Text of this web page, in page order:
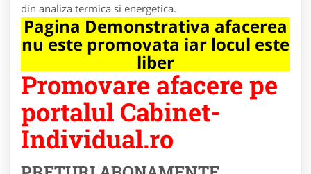
din analiza termica si energetica.
Pagina Demonstrativa afacerea
nu este promovata iar locul este
liber
Promovare afacere pe
portalul Cabinet-
Individual.ro